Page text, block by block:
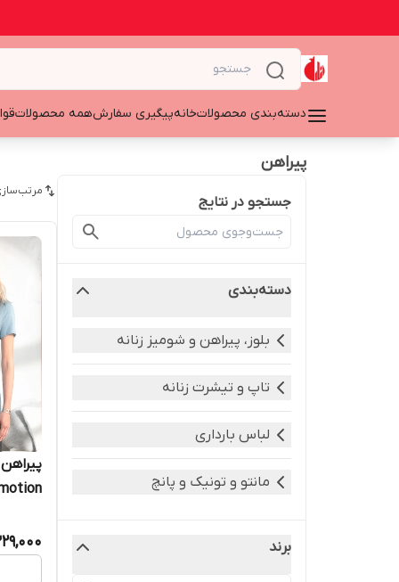
دسته‌بندی محصولاتخانهپیگیری سفارشهمه محصولات
پیراهن
جستجو در نتایج
دسته‌بندی
بلوز، پیراهن و شومیز زنانه
تاپ و تیشرت زنانه
لباس بارداری
مانتو و تونیک و پانچ
برند